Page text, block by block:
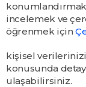
incelemek ve
öğrenmek için
kişisel
konusunda
ulaşabilirsiniz.